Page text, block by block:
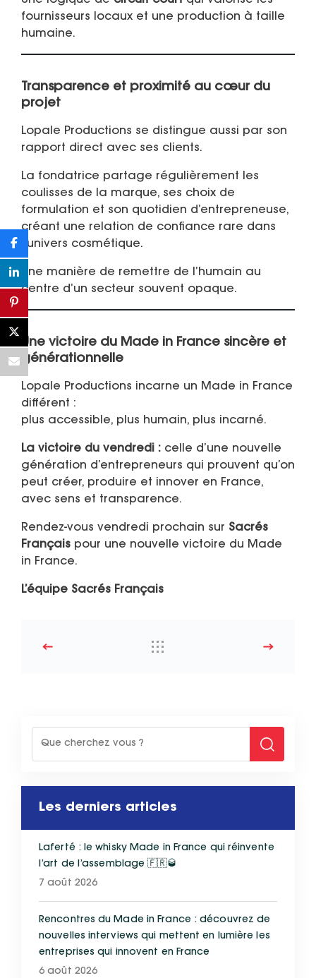
fournisseurs locaux et une production à taille
humaine.
Transparence et proximité au cœur du
projet
Lopale Productions se distingue aussi par son
rapport direct avec ses clients.
La fondatrice partage régulièrement les
coulisses de la marque, ses choix de
formulation et son quotidien d’entrepreneuse,
créant une relation de confiance rare dans
l’univers cosmétique.
Une manière de remettre de l’humain au
centre d’un secteur souvent opaque.
Une victoire du Made in France sincère et
générationnelle
Lopale Productions incarne un Made in France
différent :
plus accessible, plus humain, plus incarné.
La victoire du vendredi : celle d’une nouvelle
génération d’entrepreneurs qui prouvent qu’on
peut créer, produire et innover en France,
avec sens et transparence.
Rendez-vous vendredi prochain sur Sacrés
Français pour une nouvelle victoire du Made
in France.
L’équipe Sacrés Français
Les derniers articles
Laferté : le whisky Made in France qui réinvente
l’art de l’assemblage 🇫🇷🥃
7 août 2026
Rencontres du Made in France : découvrez de
nouvelles interviews qui mettent en lumière les
entreprises qui innovent en France
6 août 2026